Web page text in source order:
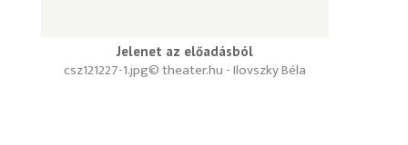
Jelenet az előadásból
© theater.hu - Ilovszky Béla
csz121227-1.jpg